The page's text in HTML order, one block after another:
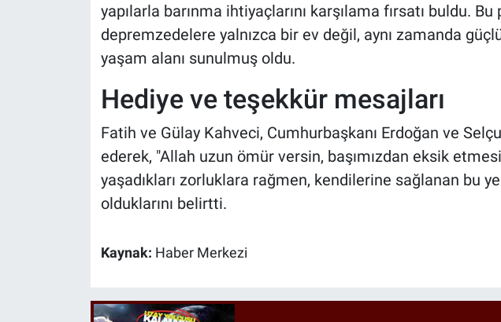
yapılarla barınma ihtiyaçlarını karşılama fırsatı buldu. Bu
depremzedelere yalnızca bir ev değil, aynı zamanda
yaşam alanı sunulmuş oldu.
Hediye ve teşekkür mesajları
Fatih ve Gülay Kahveci, Cumhurbaşkanı Erdoğan ve
ederek, "Allah uzun ömür versin, başımızdan eksik
yaşadıkları zorluklara rağmen, kendilerine sağlanan bu
olduklarını belirtti.
Kaynak: Haber Merkezi